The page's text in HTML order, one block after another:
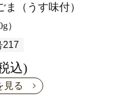
ま（うす味付）
）
217
込)
見る